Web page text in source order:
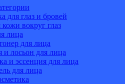
для глаз и бровей
вокруг глаз
лица
для лица
и лосьон для лица
и эссенция для лица
для лица